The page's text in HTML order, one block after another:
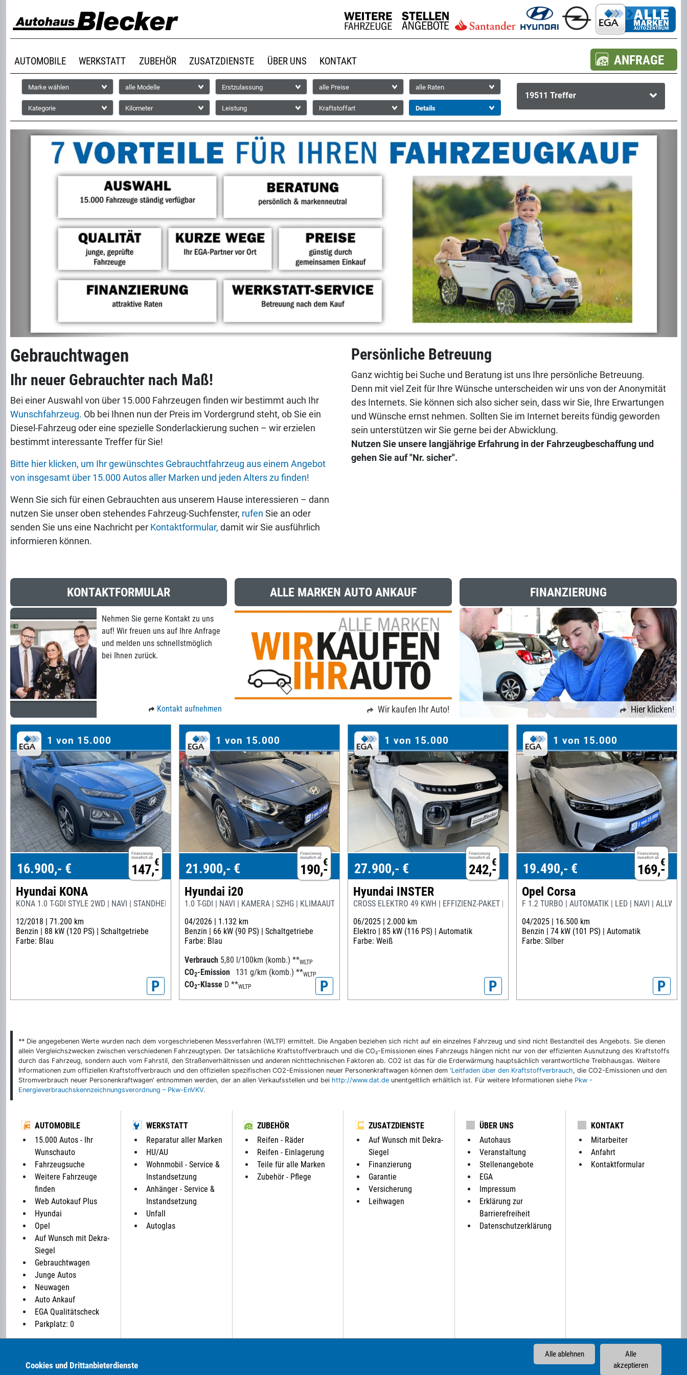
Alle
akzeptieren
Alle ablehnen
Cookies und Drittanbieterdienste
AUTOMOBILE WERKSTATT ZUBEHÖR ZUSATZDIENSTE ÜBER UNS KONTAKT ANFRAGE
19511 Treffer
Gebrauchtwagen
Ihr neuer Gebrauchter nach Maß!
Bei einer Auswahl von über 15.000 Fahrzeugen finden wir bestimmt auch Ihr
Wunschfahrzeug. Ob bei Ihnen nun der Preis im Vordergrund steht, ob Sie ein
Diesel-Fahrzeug oder eine spezielle Sonderlackierung suchen – wir erzielen
bestimmt interessante Treffer für Sie!
Bitte hier klicken, um Ihr gewünschtes Gebrauchtfahrzeug aus einem Angebot
von insgesamt über 15.000 Autos aller Marken und jeden Alters zu finden!
Wenn Sie sich für einen Gebrauchten aus unserem Hause interessieren – dann
nutzen Sie unser oben stehendes Fahrzeug-Suchfenster, rufen Sie an oder
senden Sie uns eine Nachricht per Kontaktformular, damit wir Sie ausführlich
informieren können.
Persönliche Betreuung
Ganz wichtig bei Suche und Beratung ist uns Ihre persönliche Betreuung.
Denn mit viel Zeit für Ihre Wünsche unterscheiden wir uns von der Anonymität
des Internets. Sie können sich also sicher sein, dass wir Sie, Ihre Erwartungen
und Wünsche ernst nehmen. Sollten Sie im Internet bereits fündig geworden
sein unterstützen wir Sie gerne bei der Abwicklung.
Nutzen Sie unsere langjährige Erfahrung in der Fahrzeugbeschaffung und
gehen Sie auf "Nr. sicher".
KONTAKTFORMULAR
Nehmen Sie gerne Kontakt zu uns
auf! Wir freuen uns auf Ihre Anfrage
und melden uns schnellstmöglich
bei Ihnen zurück.
Kontakt aufnehmen
ALLE MARKEN AUTO ANKAUF
Wir kaufen Ihr Auto!
FINANZIERUNG
Hier klicken!
1 von 15.000
Finanzierung
monatlich ab €
147,-
16.900,- €
Hyundai KONA
KONA 1.0 T-GDI STYLE 2WD | NAVI | STANDHEIZUNG | PANO
12/2018 | 71.200 km
Benzin | 88 kW (120 PS) | Schaltgetriebe
Farbe: Blau
P
1 von 15.000
Finanzierung
monatlich ab €
190,-
21.900,- €
Hyundai i20
1.0 T-GDI | NAVI | KAMERA | SZHG | KLIMAAUTO | CARPLAY |
04/2026 | 1.132 km
Benzin | 66 kW (90 PS) | Schaltgetriebe
Farbe: Blau
Verbrauch 5,80 l/100km (komb.) **WLTP
CO2-Emission 131 g/km (komb.) **WLTP
CO2-Klasse D **WLTP P
1 von 15.000
Finanzierung
monatlich ab €
242,-
27.900,- €
Hyundai INSTER
CROSS ELEKTRO 49 KWH | EFFIZIENZ-PAKET |
06/2025 | 2.000 km
Elektro | 85 kW (116 PS) | Automatik
Farbe: Weiß
P
1 von 15.000
Finanzierung
monatlich ab €
169,-
19.490,- €
Opel Corsa
F 1.2 TURBO | AUTOMATIK | LED | NAVI |
04/2025 | 16.500 km
Benzin | 74 kW (101 PS) | Automatik
Farbe: Silber
P
** Die angegebenen Werte wurden nach dem vorgeschriebenen Messverfahren (WLTP) ermittelt. Die Angaben beziehen sich nicht auf ein einzelnes Fahrzeug und sind nicht Bestandteil des Angebots. Sie dienen
allein Vergleichszwecken zwischen verschiedenen Fahrzeugtypen. Der tatsächliche Kraftstoffverbrauch und die CO₂-Emissionen eines Fahrzeugs hängen nicht nur von der effizienten Ausnutzung des Kraftstoffs
durch das Fahrzeug, sondern auch vom Fahrstil, den Straßenverhältnissen und anderen nichttechnischen Faktoren ab. CO2 ist das für die Erderwärmung hauptsächlich verantwortliche Treibhausgas. Weitere
Informationen zum offiziellen Kraftstoffverbrauch und den offiziellen spezifischen CO2-Emissionen neuer Personenkraftwagen können dem 'Leitfaden über den Kraftstoffverbrauch, die CO2-Emissionen und den
Stromverbrauch neuer Personenkraftwagen' entnommen werden, der an allen Verkaufsstellen und bei http://www.dat.deunentgeltlich erhältlich ist. Für weitere Informationen siehe Pkw -
Energieverbrauchskennzeichnungsverordnung – Pkw-EnVKV.
AUTOMOBILE
15.000 Autos - Ihr
Wunschauto
Fahrzeugsuche
Weitere Fahrzeuge
finden
Web Autokauf Plus
Hyundai
Opel
Auf Wunsch mit Dekra-
Siegel
Gebrauchtwagen
Junge Autos
Neuwagen
Auto Ankauf
EGA Qualitätscheck
Parkplatz: 0
WERKSTATT
Reparatur aller Marken
HU/AU
Wohnmobil - Service &
Instandsetzung
Anhänger - Service &
Instandsetzung
Unfall
Autoglas
ZUBEHÖR
Reifen - Räder
Reifen - Einlagerung
Teile für alle Marken
Zubehör - Pflege
ZUSATZDIENSTE
Auf Wunsch mit Dekra-
Siegel
Finanzierung
Garantie
Versicherung
Leihwagen
ÜBER UNS
Autohaus
Veranstaltung
Stellenangebote
EGA
Impressum
Erklärung zur
Barrierefreiheit
Datenschutzerklärung
KONTAKT
Mitarbeiter
Anfahrt
Kontaktformular
Als Autohändler bieten wir Ihnen in unserem Automarkt Gebrauchtwagen, Jahreswagen und Neuwagen folgender Automarken an: